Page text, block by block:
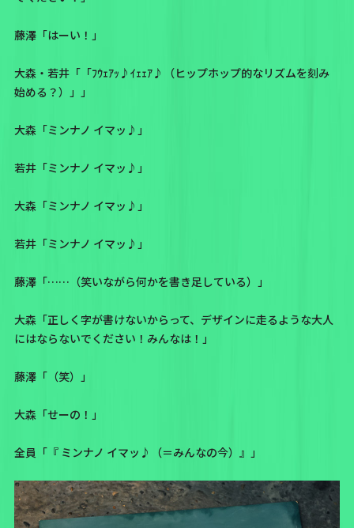
藤澤「はーい！」
大森・若井「「ﾌｳｪｱｯ♪ｲｪｪｱ♪（ヒップホップ的なリズムを刻み
始める？）」」
大森「ミンナノ イマッ♪」
若井「ミンナノ イマッ♪」
大森「ミンナノ イマッ♪」
若井「ミンナノ イマッ♪」
藤澤「……（笑いながら何かを書き足している）」
大森「正しく字が書けないからって、デザインに走るような大人
にはならないでください！みんなは！」
藤澤「（笑）」
大森「せーの！」
全員「『 ミンナノ イマッ♪（＝みんなの今）』」